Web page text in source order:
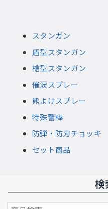
スタンガン
盾型スタンガン
槍型スタンガン
催涙スプレー
熊よけスプレー
特殊警棒
防弾・防刃チョッキ
セット商品
検